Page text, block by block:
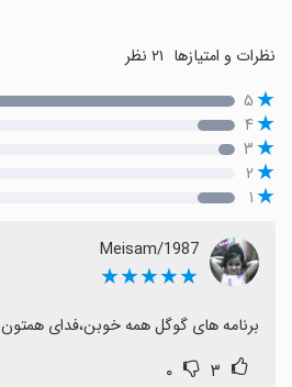
نظرات و امتیازها
۵
۴
۳
۲
۱
Meisam/1987
★★★★★
برنامه های گوگل همه خوبن،فدای همتون
۳ ۰